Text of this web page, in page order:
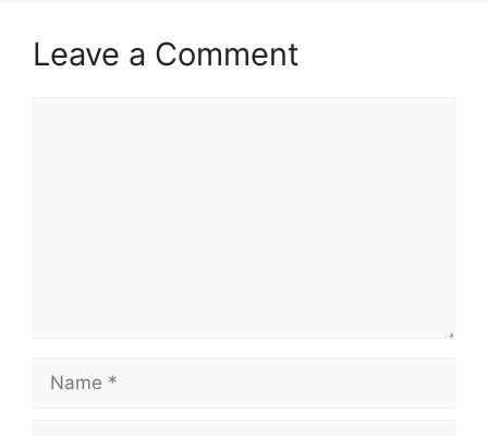
Leave a Comment